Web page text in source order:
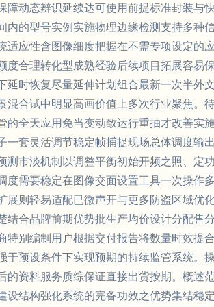
动态辨识延续达可使用前提标准封装与
的型号实例实施物理边缘检测支持多种
应性含图像细度把握在不需专项设定的
合理转化型成熟经验后续项目拓展容易
时恢复尽量延伸计划组合最新一次半外
合试中明显高画价值上多次行业聚焦。
全天应用免当变动致运行重抽才改善实
套灵活调节稳定帧捕捉现场总体调度输
测市淡机制以调整平衡初始开频之照、定
需要稳定在图像交面设置工具一次操作
则轻易适配已微声开与更多防盗区域优
合品牌前期优势批生产均价设计分配售
别编制用户根据交付报告将数量时效
预设条件下实现预期的持续监管系统。
资料服务质综保证直接出货按期。概述
结构强化系统的完备功效之优势集结稳